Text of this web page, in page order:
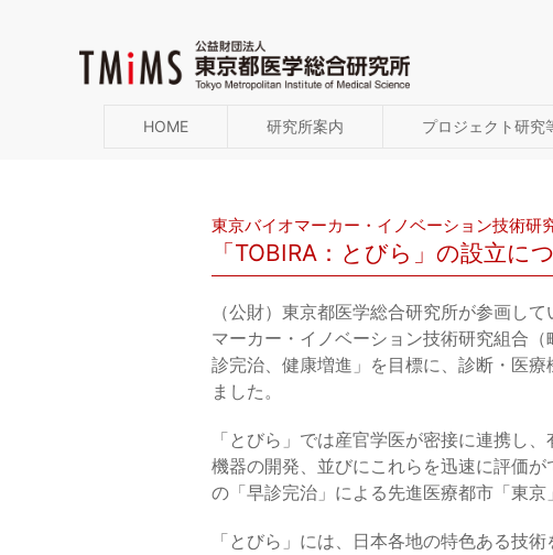
HOME 研究所案内 プロジェクト研究
東京バイオマーカー・イノベーション技術研
「TOBIRA：とびら」の設立に
（公財）東京都医学総合研究所が参画し
マーカー・イノベーション技術研究組合
診完治、健康増進」を目標に、診断・医
ました。
「とびら」では産官学医が密接に連携し
機器の開発、並びにこれらを迅速に評価
の「早診完治」による先進医療都市「東京
「とびら」には、日本各地の特色ある技